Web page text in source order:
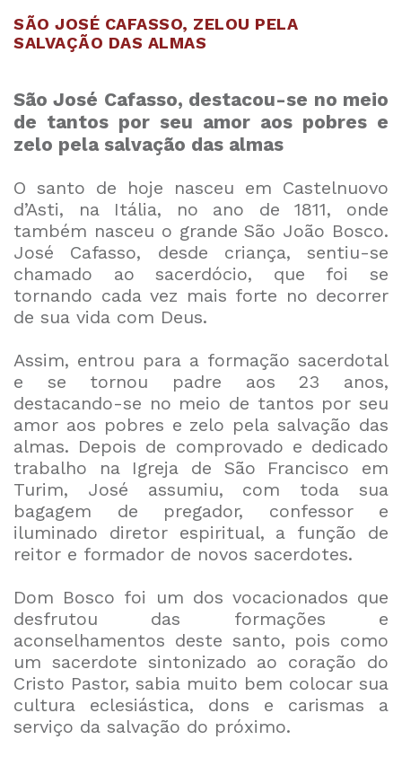
SÃO JOSÉ CAFASSO, ZELOU PELA
SALVAÇÃO DAS ALMAS
São José Cafasso, destacou-se no meio
de tantos por seu amor aos pobres e
zelo pela salvação das almas
O santo de hoje nasceu em Castelnuovo
d’Asti, na Itália, no ano de 1811, onde
também nasceu o grande São João Bosco.
José Cafasso, desde criança, sentiu-se
chamado ao sacerdócio, que foi se
tornando cada vez mais forte no decorrer
de sua vida com Deus.
Assim, entrou para a formação sacerdotal
e se tornou padre aos 23 anos,
destacando-se no meio de tantos por seu
amor aos pobres e zelo pela salvação das
almas. Depois de comprovado e dedicado
trabalho na Igreja de São Francisco em
Turim, José assumiu, com toda sua
bagagem de pregador, confessor e
iluminado diretor espiritual, a função de
reitor e formador de novos sacerdotes.
Dom Bosco foi um dos vocacionados que
desfrutou das formações e
aconselhamentos deste santo, pois como
um sacerdote sintonizado ao coração do
Cristo Pastor, sabia muito bem colocar sua
cultura eclesiástica, dons e carismas a
serviço da salvação do próximo.